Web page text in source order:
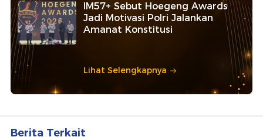
IM57+ Sebut Hoegeng Awards
Jadi Motivasi Polri Jalankan
Amanat Konstitusi
Lihat Selengkapnya
Berita Terkait